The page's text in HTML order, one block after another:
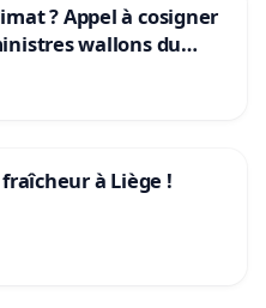
? Appel à cosigner
wallons du
à Liège !